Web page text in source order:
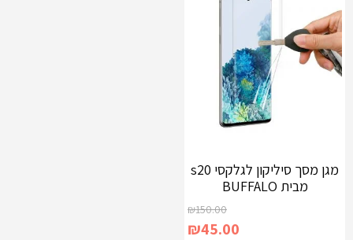
מגן מסך סיליקון לגלקסי s20
מבית BUFFALO
₪150.00
₪45.00